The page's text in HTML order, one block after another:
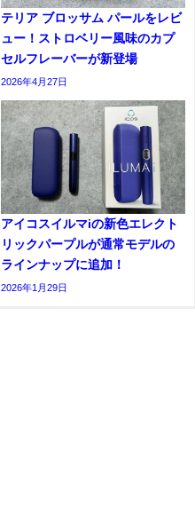
テリア ブロッサム パールをレビ
ュー！ストロベリー風味のカプ
セルフレーバーが新登場
2026年4月27日
アイコスイルマiの新色エレクト
リックパープルが通常モデルの
ラインナップに追加！
2026年1月29日